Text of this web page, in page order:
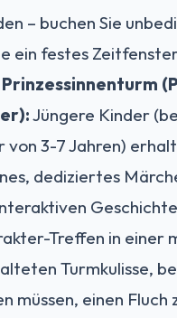
– buchen Sie
ein festes
Jüngere Kinder
von 3-7 Jahren)
dediziertes
Treffen in einer
Turmkulisse,
müssen, einen Fluch